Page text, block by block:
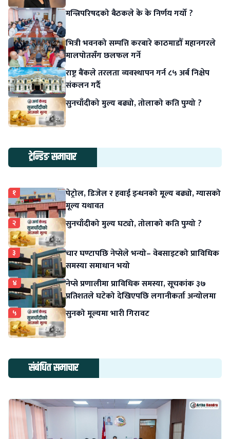
मन्त्रिपरिषदको बैठकले के के निर्णय गर्यो ?
भित्री भवनको सम्पत्ति करबारे काठमाडौँ महानगरले
मालपोतसँग छलफल गर्ने
राष्ट्र बैंकले तरलता व्यवस्थापन गर्न ८५ अर्ब निक्षेप
संकलन गर्दै
सुनचाँदीको मुल्य बढ्यो, तोलाको कति पुग्यो ?
ट्रेन्डिङ समाचार
१
पेट्रोल, डिजेल र हवाई इन्धनको मूल्य बढ्यो, ग्यासको
मूल्य यथावत
२ सुनचाँदीको मुल्य घट्यो, तोलाको कति पुग्यो ?
३
चार घण्टापछि नेप्सेले भन्यो– वेबसाइटको प्राविधिक
समस्या समाधान भयो
४
नेप्से प्रणालीमा प्राविधिक समस्या, सूचकांक ३७
प्रतिशतले घटेको देखिएपछि लगानीकर्ता अन्योलमा
५ सुनको मूल्यमा भारी गिरावट
संबंधित समाचार